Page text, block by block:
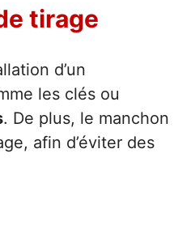
tirage
d’un
les clés ou
. De plus, le manchon
afin d’éviter des